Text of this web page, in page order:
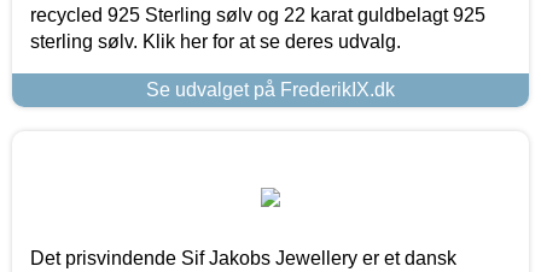
recycled 925 Sterling sølv og 22 karat guldbelagt 925
sterling sølv. Klik her for at se deres udvalg.
Se udvalget på FrederikIX.dk
Det prisvindende Sif Jakobs Jewellery er et dansk